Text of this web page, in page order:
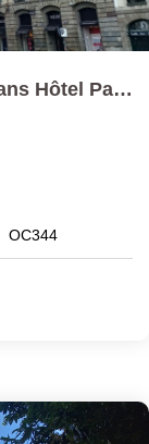
RENNES CENTRE. Appartement Dans Hôtel Particulier. T7...
OC344